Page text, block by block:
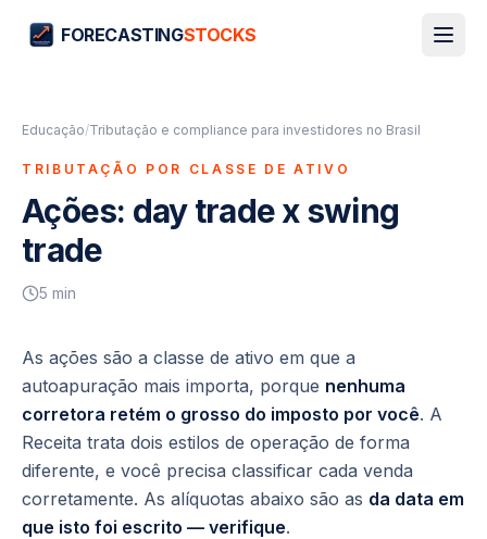
FORECASTINGSTOCKS
Educação/Tributação e compliance para investidores no Brasil
TRIBUTAÇÃO POR CLASSE DE ATIVO
Ações: day trade x swing
trade
5 min
As ações são a classe de ativo em que a
autoapuração mais importa, porque nenhuma
corretora retém o grosso do imposto por você. A
Receita trata dois estilos de operação de forma
diferente, e você precisa classificar cada venda
corretamente. As alíquotas abaixo são as da data em
que isto foi escrito — verifique.